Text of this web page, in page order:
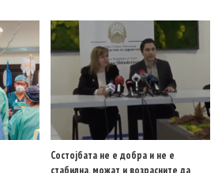
Состојбата не е добра и не е
стабилна, можат и возрасните да